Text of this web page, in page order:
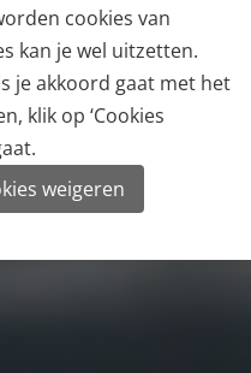
cookies van
kan je wel uitzetten.
je akkoord gaat met het
klik op ‘Cookies
weigeren